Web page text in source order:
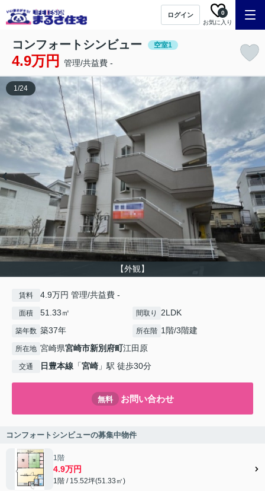
ログイン
お気に入り
0
コンフォートシンビュー 空室1
4.9万円 管理/共益費 -
【外観】
1/24
賃料 4.9万円 管理/共益費 -
面積 51.33㎡ 間取り 2LDK
築年数 築37年 所在階 1階/3階建
所在地 宮崎県宮崎市新別府町江田原
交通 日豊本線 「宮崎 」駅 徒歩30分
無料 お問い合わせ
コンフォートシンビューの募集中物件
1階
4.9万円
1階 / 15.52坪(51.33㎡)